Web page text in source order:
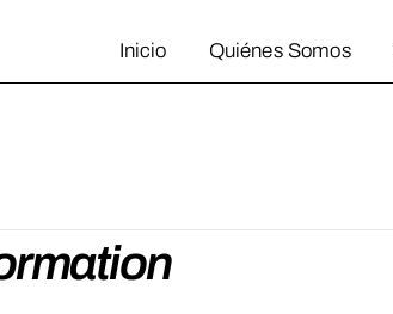
Inicio
Quiénes Somos